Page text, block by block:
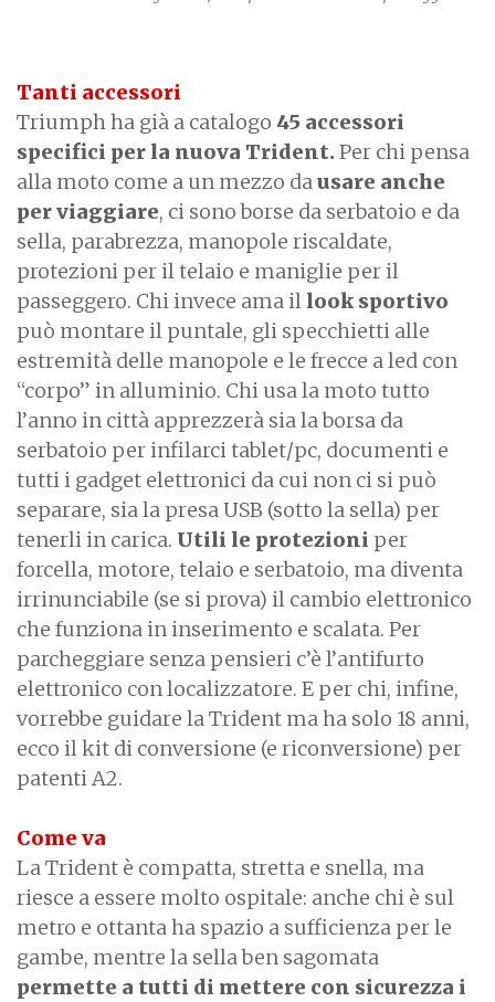
Tanti accessori
Triumph ha già a catalogo 45 accessori
specifici per la nuova Trident. Per chi pensa
alla moto come a un mezzo dausare anche
per viaggiare, ci sono borse da serbatoio e da
sella, parabrezza, manopole riscaldate,
protezioni per il telaio e maniglie per il
passeggero. Chi invece ama il look sportivo
può montare il puntale, gli specchietti alle
estremità delle manopole e le frecce a led con
“corpo” in alluminio. Chi usa la moto tutto
l’anno in città apprezzerà sia la borsa da
serbatoio per infilarci tablet/pc, documenti e
tutti i gadget elettronici da cui non ci si può
separare, sia la presa USB (sotto la sella) per
tenerli in carica. Utili le protezioni per
forcella, motore, telaio e serbatoio, ma diventa
irrinunciabile (se si prova) il cambio elettronico
che funziona in inserimento e scalata. Per
parcheggiare senza pensieri c’è l’antifurto
elettronico con localizzatore. E per chi, infine,
vorrebbe guidare la Trident ma ha solo 18 anni,
ecco il kit di conversione (e riconversione) per
patenti A2.
Come va
La Trident è compatta, stretta e snella, ma
riesce a essere molto ospitale: anche chi è sul
metro e ottanta ha spazio a sufficienza per le
gambe, mentre la sella ben sagomata
permette a tutti di mettere con sicurezza i